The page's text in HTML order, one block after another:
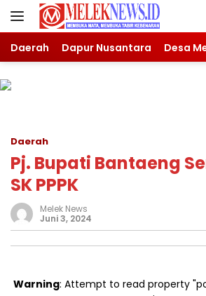
Langsung
Daerah Dapur Nusantara Desa
Daerah
Pj. Bupati Bantaeng
SK PPPK
Melek News
Juni 3, 2024
Warning: Attempt to read property